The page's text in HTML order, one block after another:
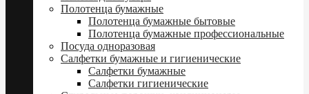
Полотенца бумажные
Полотенца бумажные бытовые
Полотенца бумажные профессиональные
Посуда одноразовая
Салфетки бумажные и гигиенические
Салфетки бумажные
Салфетки гигиенические